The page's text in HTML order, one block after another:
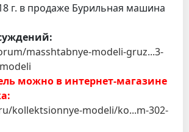
г. в продаже Бурильная машина
masshtabnye-modeli-gruz...3-
можно в интернет-магазине
kollektsionnye-modeli/ko...m-302-